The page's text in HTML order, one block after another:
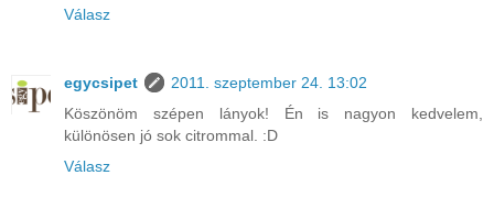
Válasz
egycsipet
2011. szeptember 24. 13:02
Köszönöm szépen lányok! Én is nagyon kedvelem,
különösen jó sok citrommal. :D
Válasz